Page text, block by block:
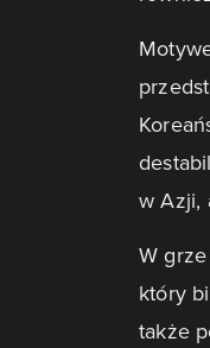
w Azji,
W
który
także